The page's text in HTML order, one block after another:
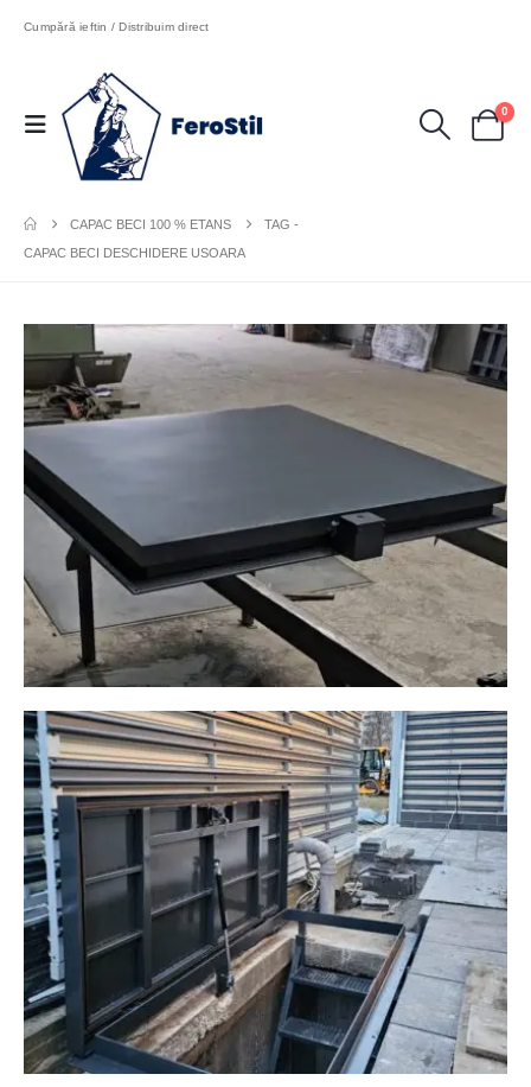
Cumpără ieftin / Distribuim direct
0
CAPAC BECI 100 % ETANS
TAG -
CAPAC BECI DESCHIDERE USOARA